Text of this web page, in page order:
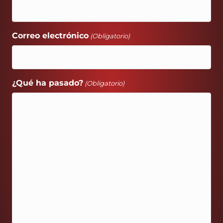
Correo electrónico (Obligatorio)
¿Qué ha pasado? (Obligatorio)